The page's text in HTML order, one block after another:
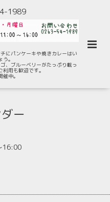
1989
にパンケーキや焼きカレーはい
。
、ブルーベリーがたっぷり載っ
用も歓迎です。
中。
ー
16:00